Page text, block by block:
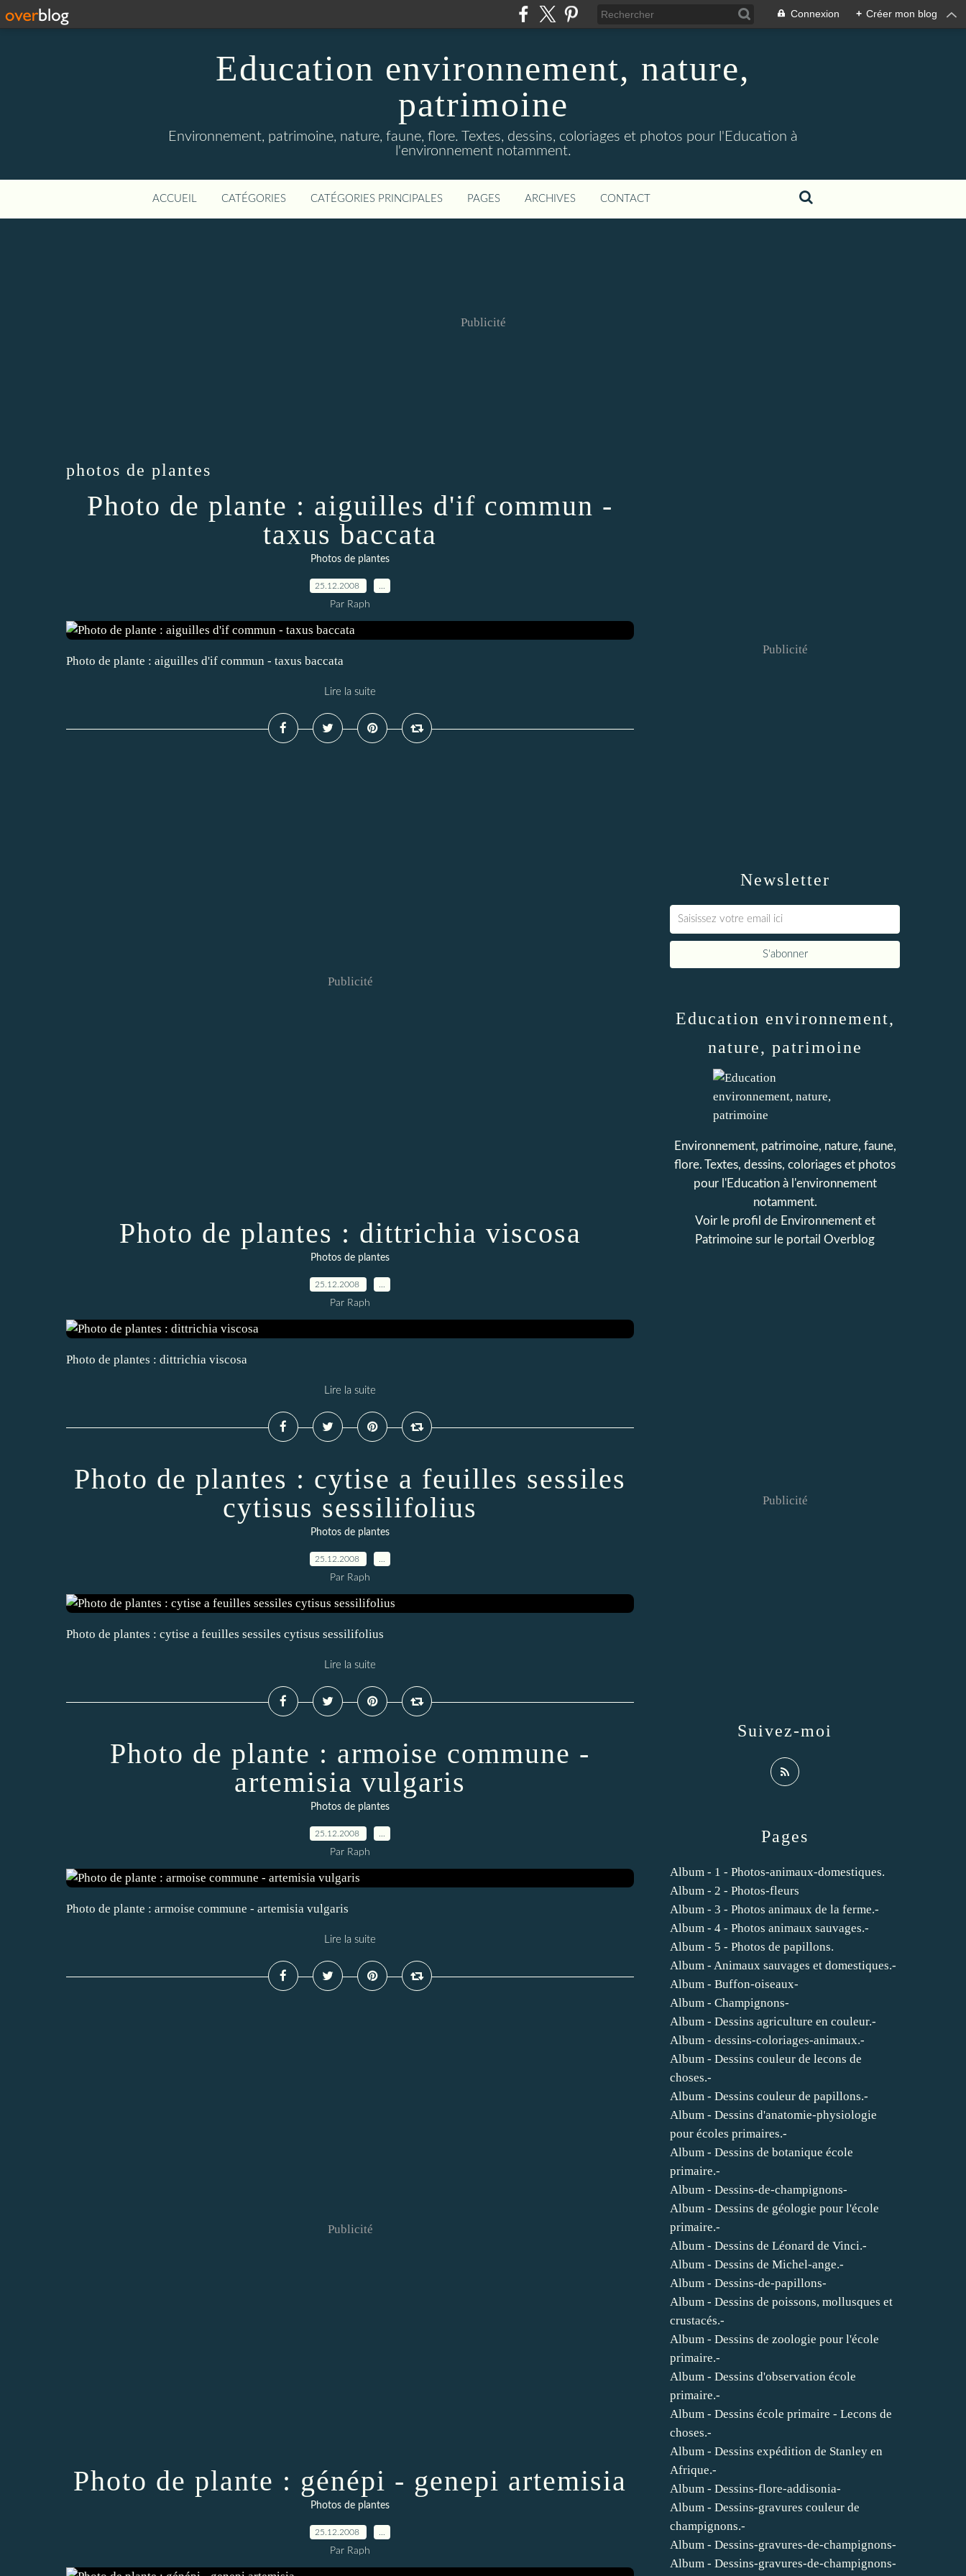
Connexion + Créer mon blog
Education environnement, nature,
patrimoine
Environnement, patrimoine, nature, faune, flore. Textes, dessins, coloriages et photos pour l'Education à
l'environnement notamment.
ACCUEIL CATÉGORIES CATÉGORIES PRINCIPALES PAGES ARCHIVES CONTACT
Publicité
photos de plantes
Photo de plante : aiguilles d'if commun -
taxus baccata
Photos de plantes
25.12.2008
Par Raph
Photo de plante : aiguilles d'if commun - taxus baccata
Lire la suite
Publicité
Photo de plantes : dittrichia viscosa
Photos de plantes
25.12.2008
Par Raph
Photo de plantes : dittrichia viscosa
Lire la suite
Photo de plantes : cytise a feuilles sessiles
cytisus sessilifolius
Photos de plantes
25.12.2008
Par Raph
Photo de plantes : cytise a feuilles sessiles cytisus sessilifolius
Lire la suite
Photo de plante : armoise commune -
artemisia vulgaris
Photos de plantes
25.12.2008
Par Raph
Photo de plante : armoise commune - artemisia vulgaris
Lire la suite
Publicité
Photo de plante : génépi - genepi artemisia
Photos de plantes
25.12.2008
Par Raph
Newsletter
Publicité
Pages
Album - 1 - Photos-animaux-domestiques.
Album - 2 - Photos-fleurs
Album - 3 - Photos animaux de la ferme.-
Album - 4 - Photos animaux sauvages.-
Album - 5 - Photos de papillons.
Album - Animaux sauvages et domestiques.-
Album - Buffon-oiseaux-
Album - Champignons-
Album - Dessins agriculture en couleur.-
Album - dessins-coloriages-animaux.-
Album - Dessins couleur de lecons de
choses.-
Album - Dessins couleur de papillons.-
Album - Dessins d'anatomie-physiologie
pour écoles primaires.-
Album - Dessins de botanique école
primaire.-
Album - Dessins-de-champignons-
Album - Dessins de géologie pour l'école
primaire.-
Album - Dessins de Léonard de Vinci.-
Album - Dessins de Michel-ange.-
Album - Dessins-de-papillons-
Album - Dessins de poissons, mollusques et
crustacés.-
Album - Dessins de zoologie pour l'école
primaire.-
Album - Dessins d'observation école
primaire.-
Album - Dessins école primaire - Lecons de
choses.-
Album - Dessins expédition de Stanley en
Afrique.-
Album - Dessins-flore-addisonia-
Album - Dessins-gravures couleur de
champignons.-
Album - Dessins-gravures-de-champignons-
Album - Dessins-gravures-de-champignons-
Education environnement,
nature, patrimoine
Environnement, patrimoine, nature, faune,
flore. Textes, dessins, coloriages et photos
pour l'Education à l'environnement
notamment.
Voir le profil de Environnement et
Patrimoine sur le portail Overblog
Suivez-moi
Publicité